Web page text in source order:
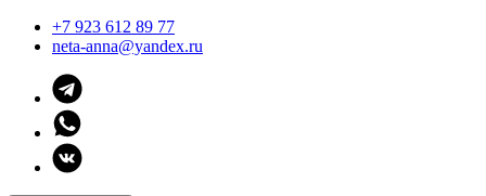
+7 923 612 89 77
neta-anna@yandex.ru